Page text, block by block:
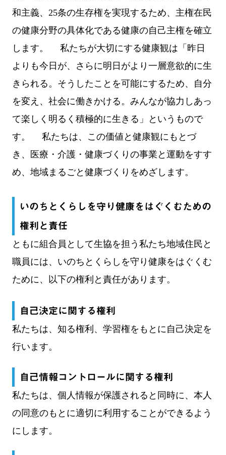
和主義、25条の生存権を実現するため、主権在民
の健康分野の具体化である健康の自己主権を確立
します。 私たちが大切にする健康観は「昨日
よりも今日が、さらに明日がより一層意欲的に生
きられる。そうしたことを可能にするため、自分
を変え、社会に働きかける。みんなが協力しあっ
て楽しく明るく積極的に生きる」というもので
す。 私たちは、この価値と健康観にもとづ
き、医療・介護・健康づくりの事業と運動をすす
め、地域まるごと健康づくりをめざします。
いのちとくらしを守り健康をはぐくむための
権利と責任
ともに組合員として生協を担う私たち地域住民と
職員には、いのちとくらしを守り健康をはぐくむ
ために、以下の権利と責任があります。
自己決定に関する権利
私たちは、知る権利、学習権をもとに自己決定を
行います。
自己情報コントロールに関する権利
私たちは、個人情報が保護されると同時に、本人
の同意のもとに適切に利用することができるよう
にします。